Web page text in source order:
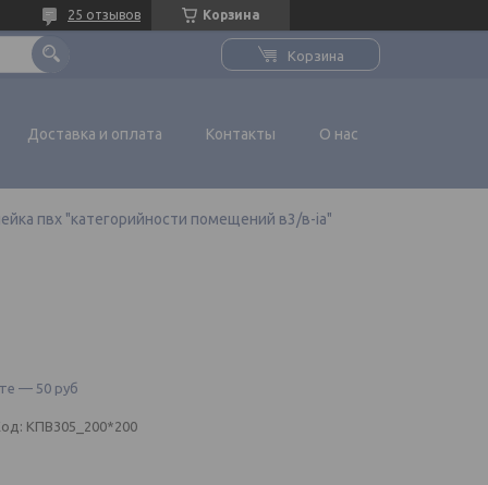
Корзина
25 отзывов
Корзина
Доставка и оплата Контакты О нас
пвх "категорийности помещений в3/в-iа"
— 50 руб
КПВ305_200*200